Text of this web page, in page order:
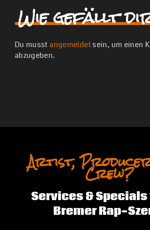
Wie gefällt
Du musstangemeldetsein, um einen
abzugeben.
Artist, Crew?
Services &
Bremer Rap-